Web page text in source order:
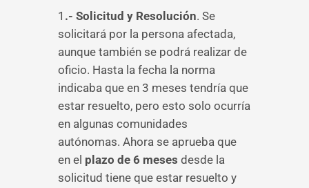
1 .- Solicitud y Resolución. Se
solicitará por la persona afectada,
aunque también se podrá realizar de
oficio. Hasta la fecha la norma
indicaba que en 3 meses tendría que
estar resuelto, pero esto solo ocurría
en algunas comunidades
autónomas. Ahora se aprueba que
en el plazo de 6 meses desde la
solicitud tiene que estar resuelto y